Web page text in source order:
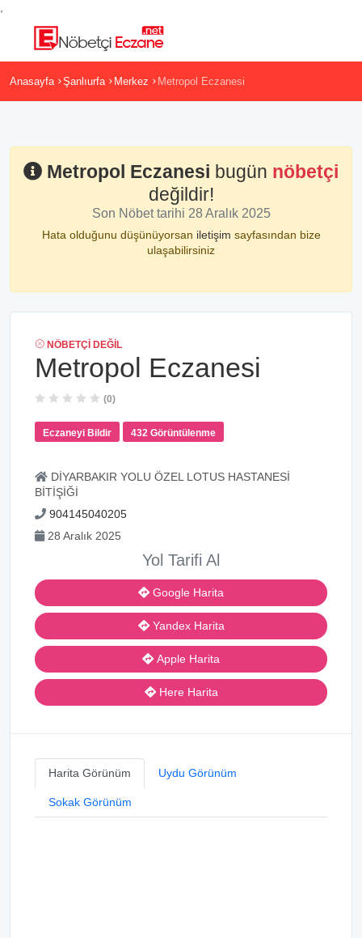
Anasayfa Şanlıurfa Merkez Metropol Eczanesi
Metropol Eczanesi bugün nöbetçi
değildir!
Son Nöbet tarihi 28 Aralık 2025
Hata olduğunu düşünüyorsan iletişim sayfasından bize
ulaşabilirsiniz
NÖBETÇI DEĞIL
Metropol Eczanesi
(0)
Eczaneyi Bildir 432 Görüntülenme
DİYARBAKIR YOLU ÖZEL LOTUS HASTANESİ
BİTİŞİĞİ
904145040205
28 Aralık 2025
Yol Tarifi Al
Google Harita
Yandex Harita
Apple Harita
Here Harita
Harita Görünüm Uydu Görünüm
Sokak Görünüm